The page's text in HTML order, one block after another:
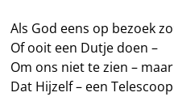
Als God eens op bezoek
Of ooit een Dutje doen –
Om ons niet te zien –
Dat Hijzelf – een Telescoop